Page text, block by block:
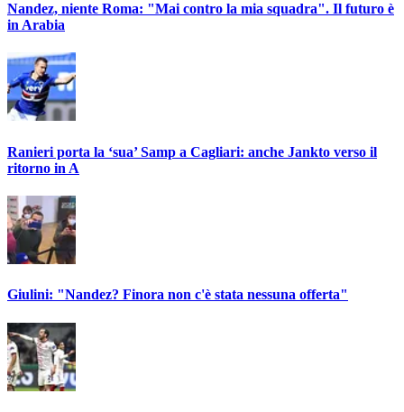
Nandez, niente Roma: "Mai contro la mia squadra". Il futuro è
in Arabia
Ranieri porta la ‘sua’ Samp a Cagliari: anche Jankto verso il
ritorno in A
Giulini: "Nandez? Finora non c'è stata nessuna offerta"